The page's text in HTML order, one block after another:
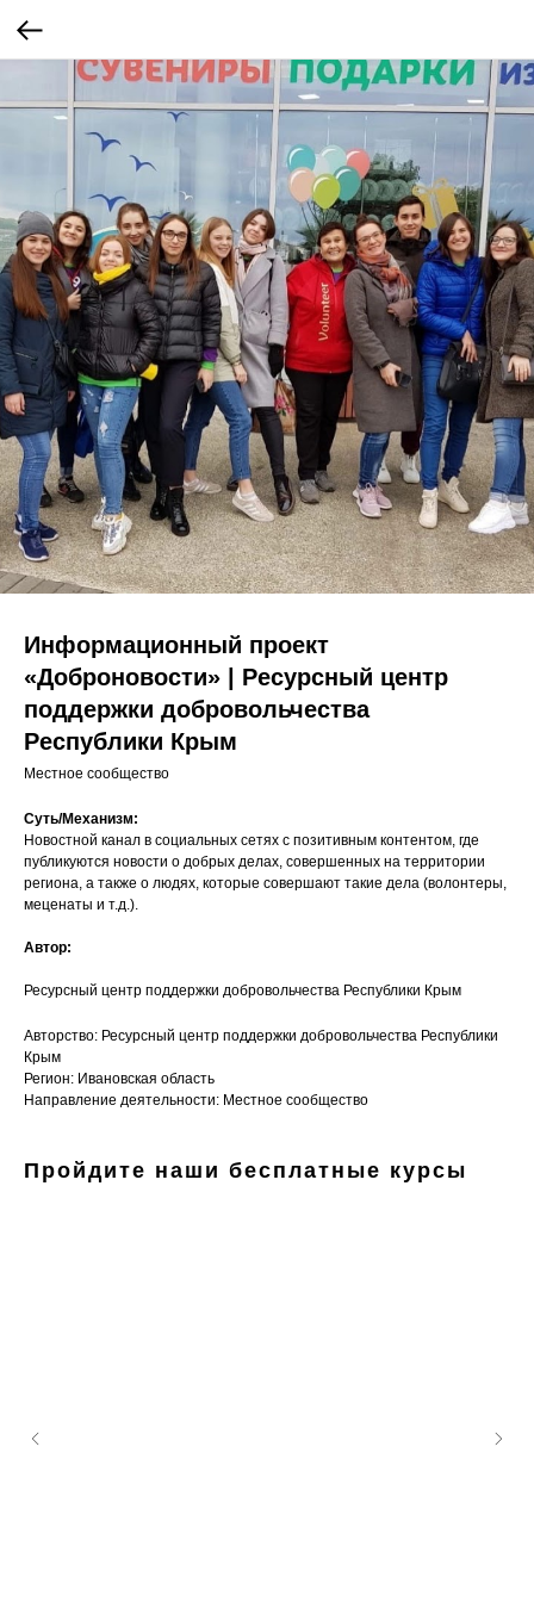
Информационный проект
«Доброновости» | Ресурсный центр
поддержки добровольчества
Республики Крым
Местное сообщество
Суть/Механизм:
Новостной канал в социальных сетях с позитивным контентом, где
публикуются новости о добрых делах, совершенных на территории
региона, а также о людях, которые совершают такие дела (волонтеры,
меценаты и т.д.).
Автор:
Ресурсный центр поддержки добровольчества Республики Крым
Авторство: Ресурсный центр поддержки добровольчества Республики
Крым
Регион: Ивановская область
Направление деятельности: Местное сообщество
Пройдите наши бесплатные курсы